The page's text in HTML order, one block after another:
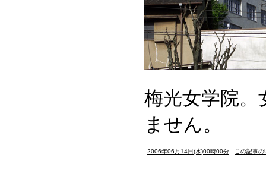
梅光女学院。
ません。
2006年06月14日(水)00時00分 この記事の